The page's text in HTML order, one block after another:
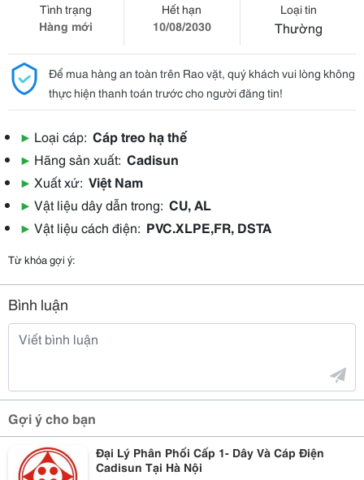
Tình trạng
Hàng mới
Hết hạn
10/08/2030
Loại tin
Thường
Để mua hàng an toàn trên Rao vặt, quý khách vui lòng không
thực hiện thanh toán trước cho người đăng tin!
▶ Loại cáp: Cáp treo hạ thế
▶ Hãng sản xuất: Cadisun
▶ Xuất xứ: Việt Nam
▶ Vật liệu dây dẫn trong: CU, AL
▶ Vật liệu cách điện: PVC.XLPE,FR, DSTA
Từ khóa gợi ý:
Bình luận
Gợi ý cho bạn
Đại Lý Phân Phối Cấp 1- Dây Và Cáp Điện
Cadisun Tại Hà Nội